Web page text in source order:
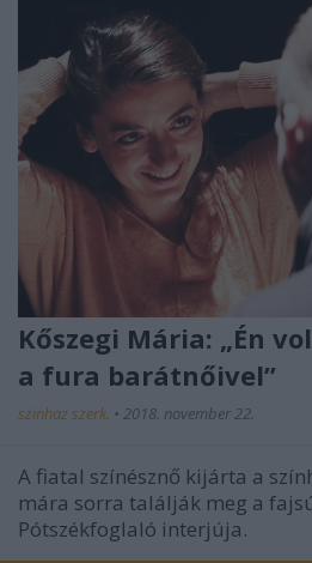
Kőszegi Mária: „Én
a fura barátnőivel”
szinhaz szerk. • 2018. november 22.
A fiatal színésznő kijárta a
mára sorra találják meg a
Pótszékfoglaló interjúja.